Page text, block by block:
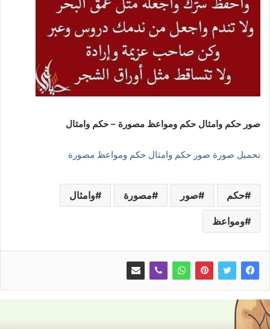
صور حكم وامثال حكم ومواعظ مصورة – حكم وامثال
تحميل صورة صور حكم وامثال حكم ومواعظ مصورة
حكم صور مصورة وامثال
ومواعظ